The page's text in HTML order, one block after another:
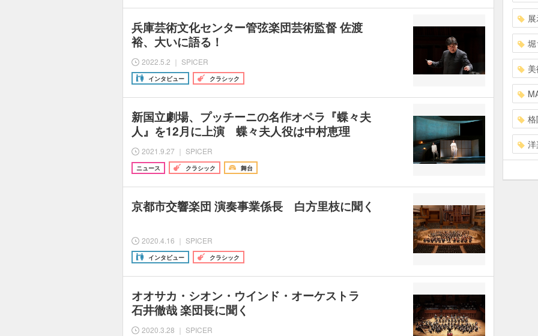
兵庫芸術文化センター管弦楽団芸術監督 佐渡
裕、大いに語る！
2022.5.2 ｜ SPICER
インタビュー クラシック
新国立劇場、プッチーニの名作オペラ『蝶々夫
人』を12月に上演 蝶々夫人役は中村恵理
2021.9.27 ｜ SPICER
ニュース クラシック 舞台
京都市交響楽団 演奏事業係長 白方里枝に聞く
2020.4.16 ｜ SPICER
インタビュー クラシック
オオサカ・シオン・ウインド・オーケストラ
石井徹哉 楽団長に聞く
2020.3.28 ｜ SPICER